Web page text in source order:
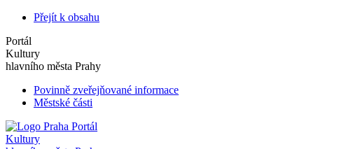
Přejít k obsahu
Portál
Kultury
hlavního města Prahy
Povinně zveřejňované informace
Městské části
Portál
Kultury